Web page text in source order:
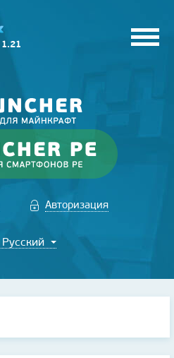
1.21
Авторизация